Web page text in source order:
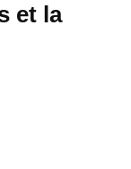
et la